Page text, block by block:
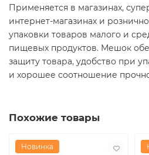
Применяется в магазинах,
интернет-магазинах и
упаковки товаров малого и
пищевых продуктов. Мешок
защиту товара, удобство при
и хорошее соотношение
Похожие товары
Новинка